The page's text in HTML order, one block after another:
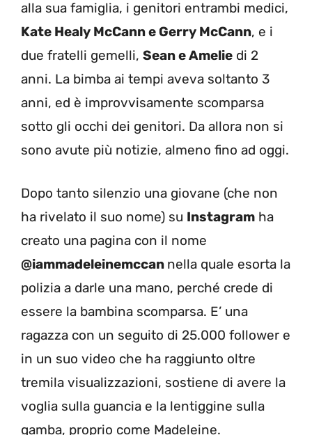
alla sua famiglia, i genitori entrambi medici,
Kate Healy McCann e Gerry McCann, e i
due fratelli gemelli, Sean e Amelie di 2
anni. La bimba ai tempi aveva soltanto 3
anni, ed è improvvisamente scomparsa
sotto gli occhi dei genitori. Da allora non si
sono avute più notizie, almeno fino ad oggi.
Dopo tanto silenzio una giovane (che non
ha rivelato il suo nome) su Instagram ha
creato una pagina con il nome
@iammadeleinemccan nella quale esorta la
polizia a darle una mano, perché crede di
essere la bambina scomparsa. E’ una
ragazza con un seguito di 25.000 follower e
in un suo video che ha raggiunto oltre
tremila visualizzazioni, sostiene di avere la
voglia sulla guancia e la lentiggine sulla
gamba, proprio come Madeleine.